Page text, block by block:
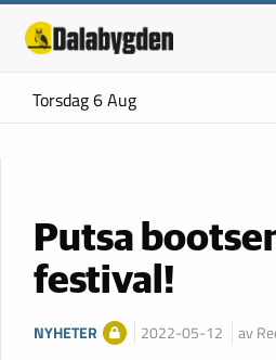
Torsdag 6 Aug
Putsa
festival!
NYHETER 2022-05-12 av